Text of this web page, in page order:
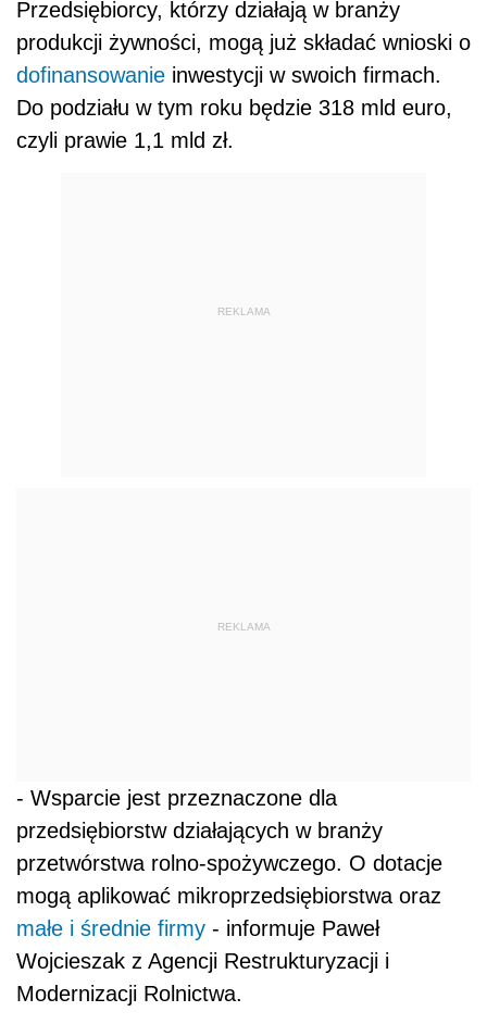
Przedsiębiorcy, którzy działają w branży
produkcji żywności, mogą już składać wnioski o
dofinansowanie inwestycji w swoich firmach.
Do podziału w tym roku będzie 318 mld euro,
czyli prawie 1,1 mld zł.
REKLAMA
REKLAMA
- Wsparcie jest przeznaczone dla
przedsiębiorstw działających w branży
przetwórstwa rolno-spożywczego. O dotacje
mogą aplikować mikroprzedsiębiorstwa oraz
małe i średnie firmy - informuje Paweł
Wojcieszak z Agencji Restrukturyzacji i
Modernizacji Rolnictwa.